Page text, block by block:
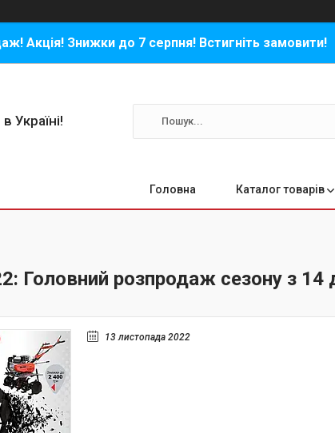
Акція! Знижки до 7 серпня! Встигніть замовити!
Україні!
Головна Каталог товарів
Головний розпродаж сезону з 14
13 листопада 2022